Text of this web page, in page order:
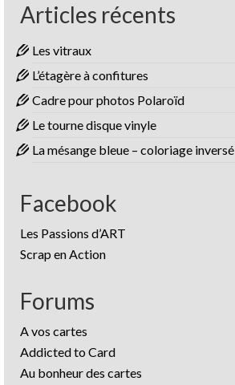
Articles récents
Les vitraux
L’étagère à confitures
Cadre pour photos Polaroïd
Le tourne disque vinyle
La mésange bleue – coloriage inversé
Facebook
Les Passions d’ART
Scrap en Action
Forums
A vos cartes
Addicted to Card
Au bonheur des cartes